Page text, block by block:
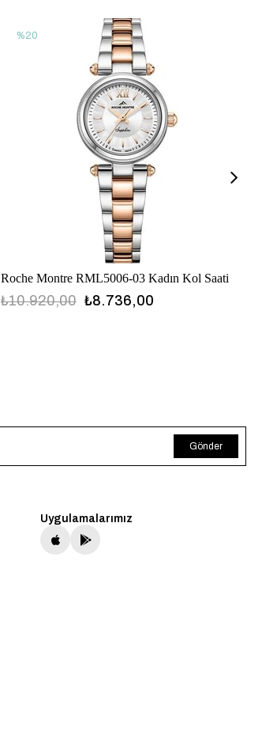
Roche Montre RML5006-03 Kadın Kol Saati
₺8.736,00
₺10.920,00
%20
Gönder
Uygulamalarımız